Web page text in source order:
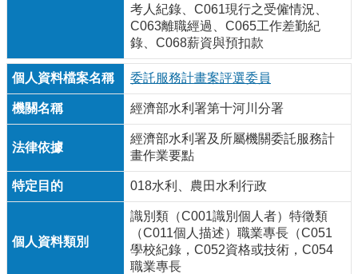
考人紀錄、C061現行之受僱情況、
C063離職經過、C065工作差勤紀
錄、C068薪資與預扣款
委託服務計畫案評選委員
經濟部水利署第十河川分署
經濟部水利署及所屬機關委託服務計
畫作業要點
018水利、農田水利行政
識別類（C001識別個人者）特徵類
（C011個人描述）職業專長（C051
學校紀錄，C052資格或技術，C054
職業專長